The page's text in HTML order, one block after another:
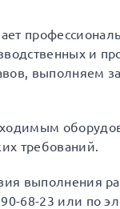
и
выполняем
требований.
выполнения
68-23 или по